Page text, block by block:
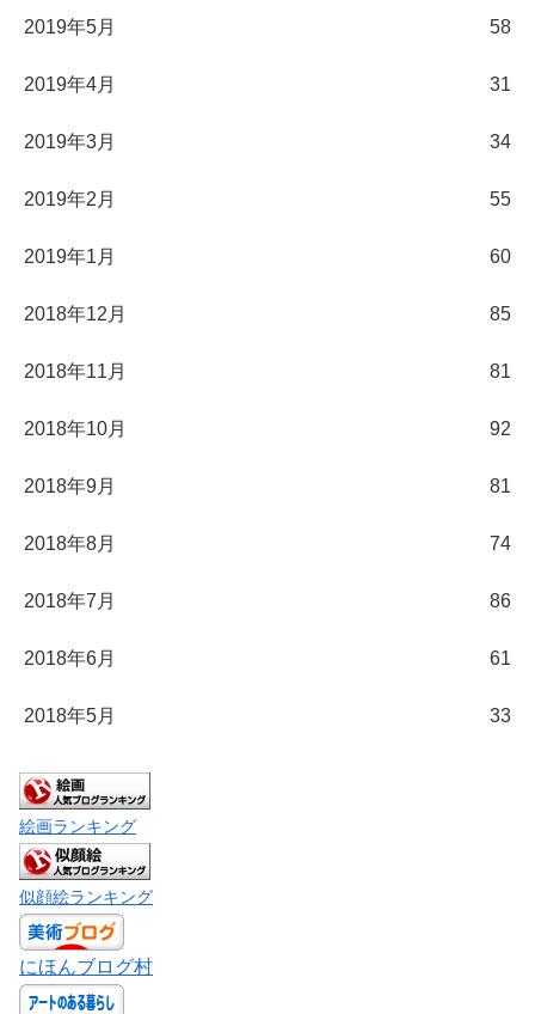
2019年5月 58
2019年4月 31
2019年3月 34
2019年2月 55
2019年1月 60
2018年12月 85
2018年11月 81
2018年10月 92
2018年9月 81
2018年8月 74
2018年7月 86
2018年6月 61
2018年5月 33
絵画ランキング
似顔絵ランキング
にほんブログ村